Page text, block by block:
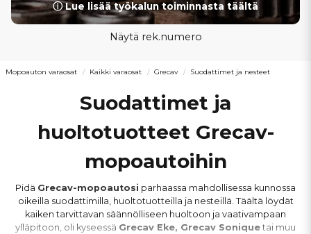
ⓘ Lue lisää työkalun toiminnasta täältä
Näytä rek.numero
Mopoauton varaosat Kaikki varaosat Grecav Suodattimet ja nesteet
Suodattimet ja
huoltotuotteet Grecav-
mopoautoihin
Pidä Grecav-mopoautosi parhaassa mahdollisessa kunnossa
oikeilla suodattimilla, huoltotuotteilla ja nesteillä. Täältä löydät
kaiken tarvittavan säännölliseen huoltoon ja vaativampaan
ylläpitoon, oli kyseessä Grecav Eke, Grecav Sonique tai muu